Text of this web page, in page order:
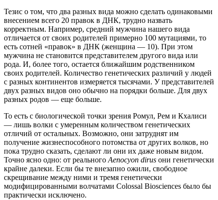
Тезис о том, что два разных вида можно сделать одинаковыми
внесением всего 20 правок в ДНК, трудно назвать
корректным. Например, средний мужчина нашего вида
отличается от своих родителей примерно 100 мутациями, то
есть сотней «правок» в ДНК (женщина — 10). При этом
мужчина не становится представителем другого вида или
рода. И, более того, остается ближайшим родственником
своих родителей. Количество генетических различий у людей
с разных континентов измеряется тысячами. У представителей
двух разных видов оно обычно на порядки больше. Для двух
разных родов — еще больше.
То есть с биологической точки зрения Ромул, Рем и Кхалиси
— лишь волки с умеренным количеством генетических
отличий от остальных. Возможно, они затруднят им
получение жизнеспособного потомства от других волков, но
пока трудно сказать, сделают ли они их даже новым видом.
Точно ясно одно: от реальногоAenocyon dirus они генетически
крайне далеки. Если бы те внезапно ожили, свободное
скрещивание между ними и тремя генетически
модифицированными волчатами Colossal Biosciences было бы
практически исключено.